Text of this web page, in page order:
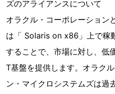
ズのアライアンスについて
オラクル・コーポレーション
は「 Solaris on x86」上で稼
することで、市場に対し、低
T基盤を提供します。オラク
ン・マイクロシステムズは過